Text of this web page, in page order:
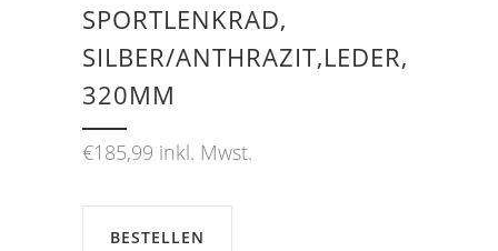
SPORTLENKRAD,
SILBER/ANTHRAZIT,LEDER,
320MM
€185,99 inkl. Mwst.
BESTELLEN